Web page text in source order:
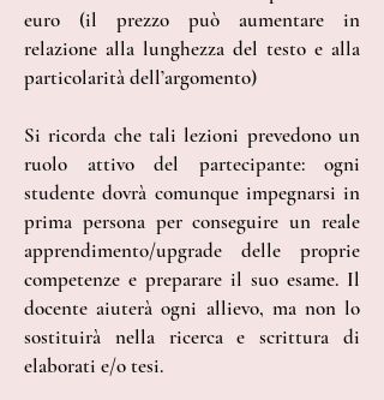
euro (il prezzo può aumentare in
relazione alla lunghezza del testo e alla
particolarità dell’argomento)
Si ricorda che tali lezioni prevedono un
ruolo attivo del partecipante: ogni
studente dovrà comunque impegnarsi in
prima persona per conseguire un reale
apprendimento/upgrade delle proprie
competenze e preparare il suo esame. Il
docente aiuterà ogni allievo, ma non lo
sostituirà nella ricerca e scrittura di
elaborati e/o tesi.